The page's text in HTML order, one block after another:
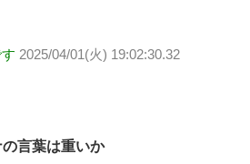
2025/04/01(火) 19:02:30.32
言葉は重いか